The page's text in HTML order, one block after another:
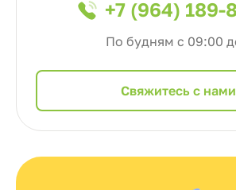
+7 (964) 189-
По будням с 09:00
Cвяжитесь с нами